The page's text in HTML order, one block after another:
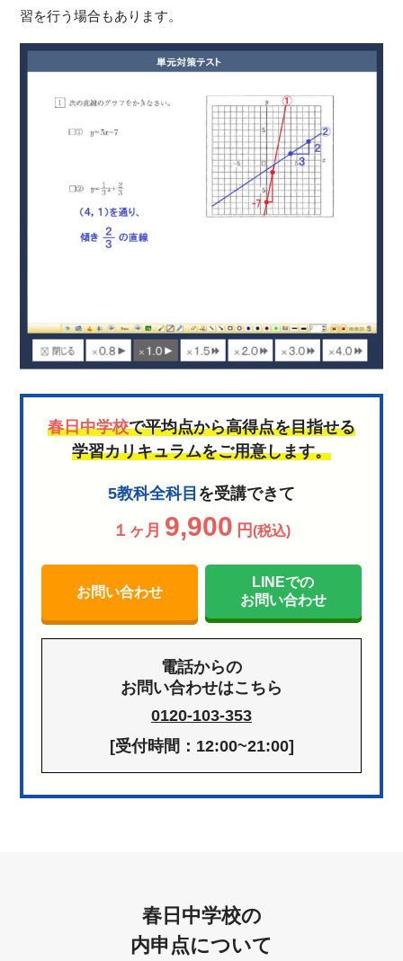
習を行う場合もあります。
春日中学校で平均点から高得点を目指せる
学習カリキュラムをご用意します。
5教科全科目 を受講できて
１ヶ月 9,900 円(税込)
お問い合わせ
LINEでの
お問い合わせ
電話からの
お問い合わせはこちら
0120-103-353
[受付時間：12:00~21:00]
春日中学校の
内申点について